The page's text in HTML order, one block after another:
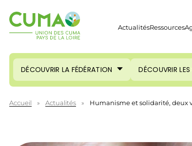
ActualitésRessources
DÉCOUVRIR LA FÉDÉRATION DÉCOUVRIR
Accueil » Actualités » Humanisme et solidarité, deux